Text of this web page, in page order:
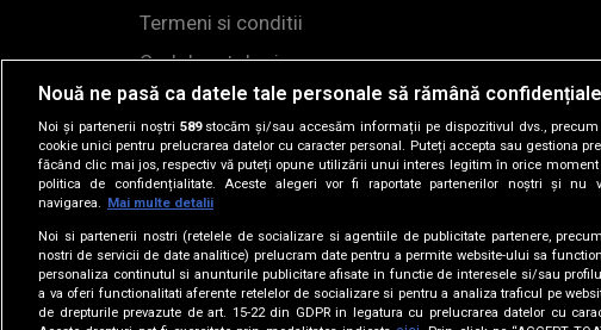
Termeni si conditii
Cod deontologic
Regulamente
© 2019-2026
Nouă ne pasă ca datele tale personale să rămână confidențiale
Noi și partenerii noștri 589stocăm și/sau accesăm informații pe dispozitivul dvs., precum
cookie unici pentru prelucrarea datelor cu caracter personal. Puteți accepta sau gestiona
făcând clic mai jos, respectiv vă puteți opune utilizării unui interes legitim în orice moment
politica de confidențialitate. Aceste alegeri vor fi raportate partenerilor noștri și nu
navigarea.
Mai multe detalii
Noi si partenerii nostri (retelele de socializare si agentiile de publicitate partenere,
nostri de servicii de date analitice) prelucram date pentru a permite website-ului sa
personaliza continutul si anunturile publicitare afisate in functie de interesele si/sau
a va oferi functionalitati aferente retelelor de socializare si pentru a analiza traficul pe
de drepturile prevazute de art. 15-22 din GDPR in legatura cu prelucrarea datelor cu